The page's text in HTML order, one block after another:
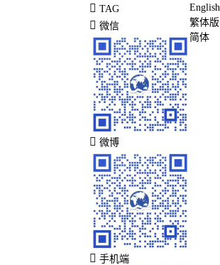
English
繁体版
简体
TAG
微信
微博
手机端